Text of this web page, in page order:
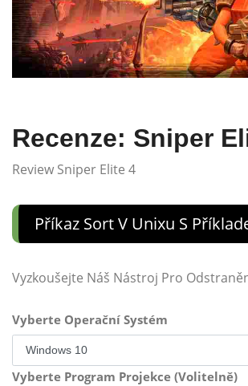
Recenze: Sniper
Review Sniper Elite 4
Příkaz Sort V Unixu S
Vyzkoušejte Náš Nástroj Pro
Vyberte Operační Systém
Vyberte Program Projekce (Volitelně)